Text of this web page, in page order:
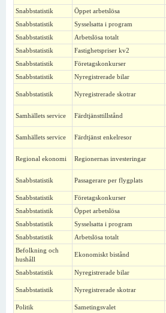
Snabbstatistik
Öppet arbetslösa
Snabbstatistik
Sysselsatta i program
Snabbstatistik
Arbetslösa totalt
Snabbstatistik
Fastighetspriser kv2
Snabbstatistik
Företagskonkurser
Snabbstatistik
Nyregistrerade bilar
Snabbstatistik Nyregistrerade skotrar
Samhällets service Färdtjänsttillstånd
Samhällets service Färdtjänst enkelresor
Regional ekonomi Regionernas investeringar
Snabbstatistik Passagerare per flygplats
Snabbstatistik Företagskonkurser
Snabbstatistik
Öppet arbetslösa
Snabbstatistik
Sysselsatta i program
Snabbstatistik
Arbetslösa totalt
Befolkning och
hushåll
Ekonomiskt bistånd
Snabbstatistik Nyregistrerade bilar
Snabbstatistik Nyregistrerade skotrar
Politik Sametingsvalet